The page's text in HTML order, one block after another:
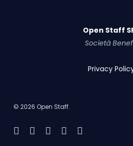
Open Staff
Società
Privacy
© 2026 Open Staff.
facebooklinkedininstagramwhatsapp
email